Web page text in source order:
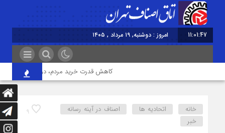
11:01:47 امروز : دوشنبه, ۱۹ مرداد , ۱۴۰۵
کاهش قدرت خرید مردم، درآمد واحدهای
9 خانه اتحادیه ها
اصناف در آینه رسانه
خبر